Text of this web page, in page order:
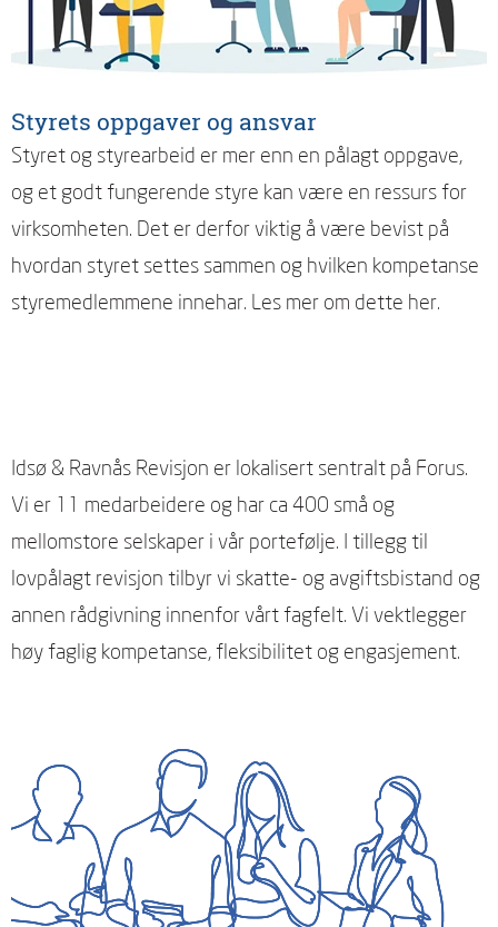
Styrets oppgaver og ansvar
Styret og styrearbeid er mer enn en pålagt oppgave,
og et godt fungerende styre kan være en ressurs for
virksomheten. Det er derfor viktig å være bevist på
hvordan styret settes sammen og hvilken kompetanse
styremedlemmene innehar. Les mer om dette her.
Idsø & Ravnås Revisjon er lokalisert sentralt på Forus.
Vi er 11 medarbeidere og har ca 400 små og
mellomstore selskaper i vår portefølje. I tillegg til
lovpålagt revisjon tilbyr vi skatte- og avgiftsbistand og
annen rådgivning innenfor vårt fagfelt. Vi vektlegger
høy faglig kompetanse, fleksibilitet og engasjement.